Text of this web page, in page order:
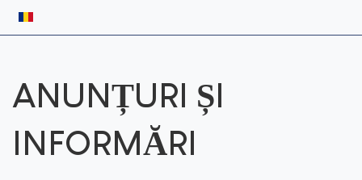
ANUNȚURI ȘI
INFORMĂRI